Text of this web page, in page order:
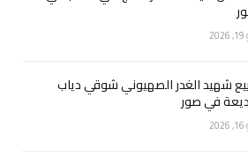
شهيد الغدر الصهيوني شوقي دياب
في صور